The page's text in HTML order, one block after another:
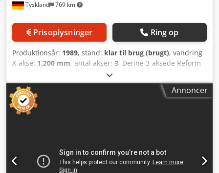
Tyskland 769 km
Prisoplysninger Ring op
Produktionsår: 1989, stand: klar til brug (brugt), vandring
X-akse: 1.200 mm, antal akser: 3, Denne 3-aksede Reform
planslibemaskine blev fremstillet i 1989. Den har et
arbejdsområde på 1.200 mm x 500 mm, hvilket giver
tilstrækkelig plads til forskellige slibeopgaver. Maskinen er
i meget god stand og fuldt funktionsdygtig. Hvis du søger
en planslibemaskine af høj kvalitet, bør du overveje denne
Ad Ijrf - Stand: Meget god / Fuldt funktionsdygtig
Annoncer